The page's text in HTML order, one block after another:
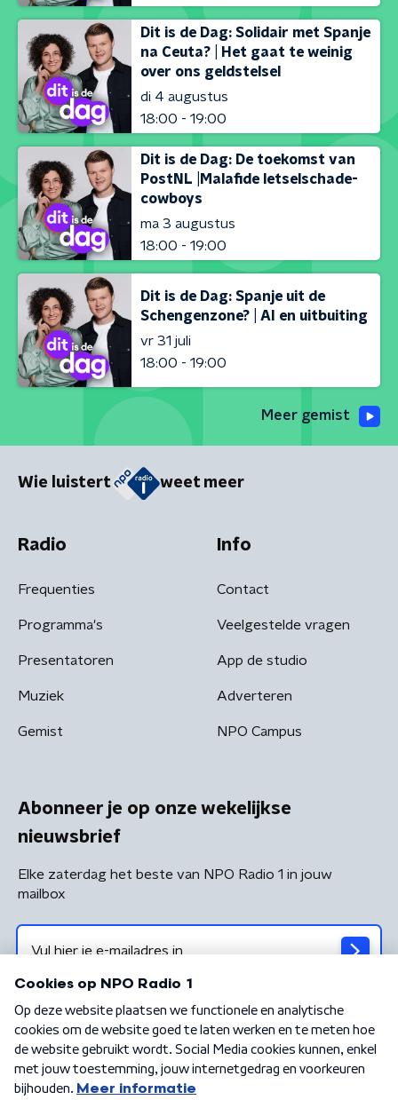
Dit is de Dag: Solidair met Spanje
na Ceuta? | Het gaat te weinig
over ons geldstelsel
di 4 augustus
18:00 - 19:00
Dit is de Dag: De toekomst van
PostNL |Malafide letselschade-
cowboys
ma 3 augustus
18:00 - 19:00
Dit is de Dag: Spanje uit de
Schengenzone? | AI en uitbuiting
vr 31 juli
18:00 - 19:00
Meer gemist
Wie luistert weet meer
Radio
Frequenties
Programma's
Presentatoren
Muziek
Gemist
Info
Contact
Veelgestelde vragen
App de studio
Adverteren
NPO Campus
Abonneer je op onze wekelijkse
nieuwsbrief
Elke zaterdag het beste van NPO Radio 1 in jouw
mailbox
Algemene voorwaarden